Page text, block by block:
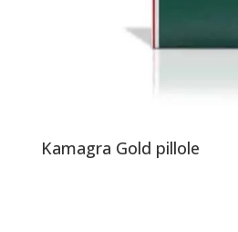
Kamagra Gold pillole